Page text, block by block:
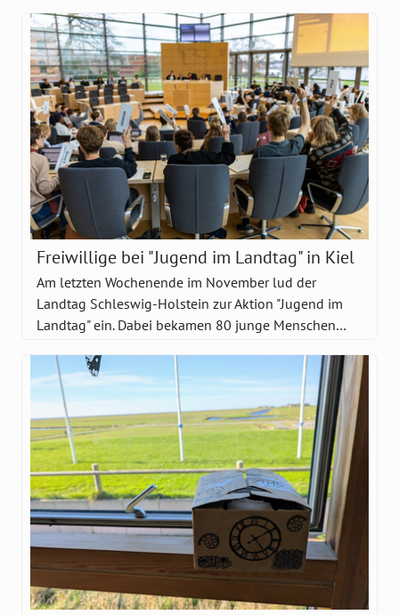
Freiwillige bei "Jugend im Landtag" in Kiel
Am letzten Wochenende im November lud der
Landtag Schleswig-Holstein zur Aktion "Jugend im
Landtag" ein. Dabei bekamen 80 junge Menschen…